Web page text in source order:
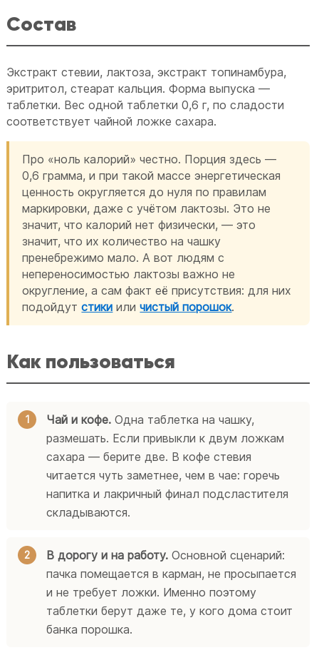
Состав
Экстракт стевии, лактоза, экстракт топинамбура,
эритритол, стеарат кальция. Форма выпуска —
таблетки. Вес одной таблетки 0,6 г, по сладости
соответствует чайной ложке сахара.
Про «ноль калорий» честно. Порция здесь —
0,6 грамма, и при такой массе энергетическая
ценность округляется до нуля по правилам
маркировки, даже с учётом лактозы. Это не
значит, что калорий нет физически, — это
значит, что их количество на чашку
пренебрежимо мало. А вот людям с
непереносимостью лактозы важно не
округление, а сам факт её присутствия: для них
подойдутстики иличистый порошок.
Как пользоваться
Чай и кофе. Одна таблетка на чашку,
размешать. Если привыкли к двум ложкам
сахара — берите две. В кофе стевия
читается чуть заметнее, чем в чае: горечь
напитка и лакричный финал подсластителя
складываются.
В дорогу и на работу. Основной сценарий:
пачка помещается в карман, не просыпается
и не требует ложки. Именно поэтому
таблетки берут даже те, у кого дома стоит
банка порошка.